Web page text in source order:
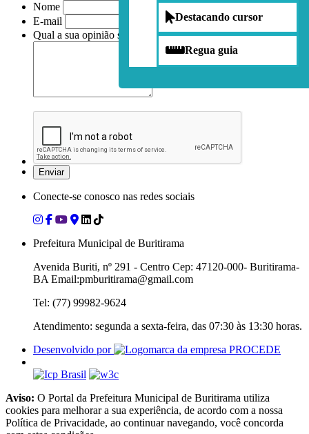
Destacando cursor
Regua guia
Nome
E-mail
Qual a sua opinião sobre nossa página?
Conecte-se conosco nas redes sociais
Prefeitura Municipal de Buritirama
Avenida Buriti, nº 291 - Centro Cep: 47120-000- Buritirama-
BA Email:pmburitirama@gmail.com
Tel: (77) 99982-9624
Atendimento: segunda a sexta-feira, das 07:30 às 13:30 horas.
Desenvolvido por
Aviso: O Portal da Prefeitura Municipal de Buritirama utiliza
cookies para melhorar a sua experiência, de acordo com a nossa
Política de Privacidade, ao continuar navegando, você concorda